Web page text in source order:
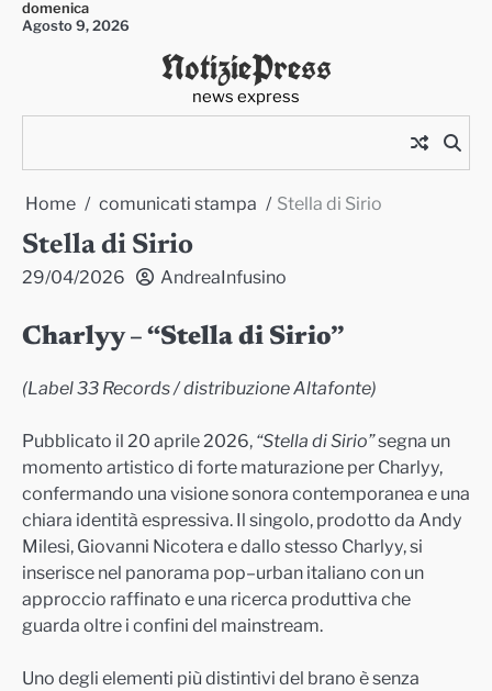
Skipdomenica
Agosto 9, 2026
NotiziePress
news express
Home comunicati stampa Stella di Sirio
Stella di Sirio
29/04/2026 AndreaInfusino
Charlyy – “Stella di Sirio”
(Label 33 Records / distribuzione Altafonte)
Pubblicato il 20 aprile 2026, “Stella di Sirio”segna un
momento artistico di forte maturazione per Charlyy,
confermando una visione sonora contemporanea e una
chiara identità espressiva. Il singolo, prodotto da Andy
Milesi, Giovanni Nicotera e dallo stesso Charlyy, si
inserisce nel panorama pop–urban italiano con un
approccio raffinato e una ricerca produttiva che
guarda oltre i confini del mainstream.
Uno degli elementi più distintivi del brano è senza